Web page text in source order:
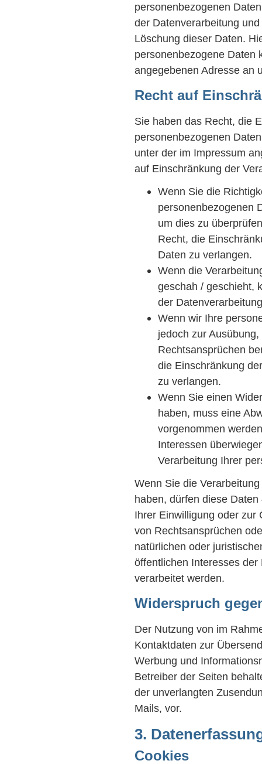
personenbezogenen
der Datenverarbeitung
Löschung dieser Daten.
personenbezogene Daten
angegebenen Adresse an
Recht auf
Sie haben das Recht, die
personenbezogenen
unter der im Impressum
auf Einschränkung der
Wenn Sie die
personenbezogenen
um dies zu
Recht, die
Daten zu verlangen.
Wenn die
geschah / geschieht,
der
Wenn wir Ihre
jedoch zur
Rechtsansprüchen
die Einschränkung
zu verlangen.
Wenn Sie einen
haben, muss eine
vorgenommen
Interessen
Verarbeitung Ihrer
Wenn Sie die
haben, dürfen diese
Ihrer Einwilligung oder zur
von Rechtsansprüchen
natürlichen oder
öffentlichen Interesses
verarbeitet werden.
Widerspruch
Der Nutzung von im
Kontaktdaten zur
Werbung und
Betreiber der Seiten
der unverlangten
Mails, vor.
3.
Cookies